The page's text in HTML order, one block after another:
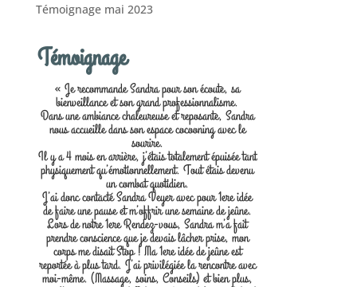
Témoignage mai 2023
Témoignage
« Je recommande Sandra pour son écoute, sa
bienveillance et son grand professionnalisme.
Dans une ambiance chaleureuse et reposante, Sandra
nous accueille dans son espace cocooning avec le
sourire.
Il y a 4 mois en arrière, j’étais totalement épuisée tant
physiquement qu’émotionnellement. Tout étais devenu
un combat quotidien.
J’ai donc contacté Sandra Veyer avec pour 1ere idée
de faire une pause et m’offrir une semaine de jeûne.
Lors de notre 1ere Rendez-vous, Sandra m’a fait
prendre conscience que je devais lâcher prise, mon
corps me disait Stop ! Ma 1ere idée de jeûne est
reportée à plus tard. J’ai privilégiée la rencontre avec
moi-même. (Massage, soins, Conseils) et bien plus,